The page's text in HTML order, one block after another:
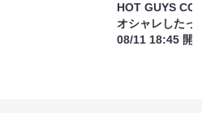
HOT GUYS
オシャレしたっ
08/11 18:45 開